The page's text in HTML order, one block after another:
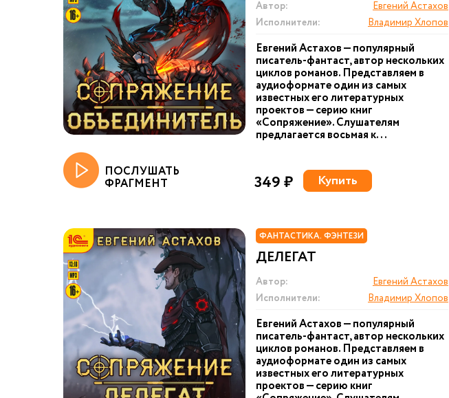
Автор:
Евгений Астахов
Исполнители:
Владимир Хлопов
Евгений Астахов — популярный
писатель-фантаст, автор нескольких
циклов романов. Представляем в
аудиоформате один из самых
известных его литературных
проектов — серию книг
«Сопряжение». Слушателям
предлагается восьмая к...
ПОСЛУШАТЬ
ФРАГМЕНТ 349 ₽ Купить
ФАНТАСТИКА. ФЭНТЕЗИ
ДЕЛЕГАТ
Автор:
Евгений Астахов
Исполнители:
Владимир Хлопов
Евгений Астахов — популярный
писатель-фантаст, автор нескольких
циклов романов. Представляем в
аудиоформате один из самых
известных его литературных
проектов — серию книг